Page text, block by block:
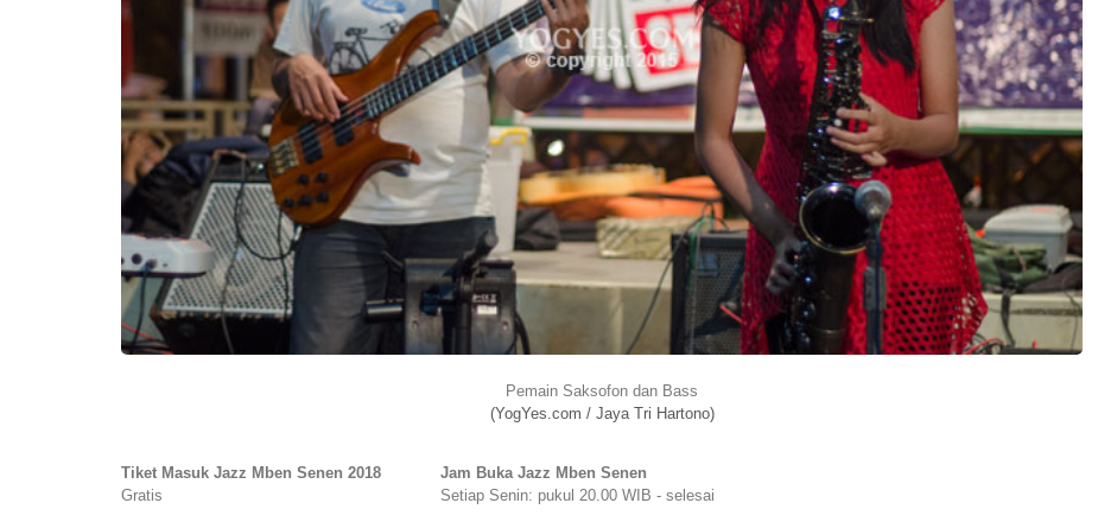
Pemain Saksofon dan Bass
(YogYes.com / Jaya Tri Hartono)
Tiket Masuk Jazz Mben Senen 2018
Gratis
Jam Buka Jazz Mben Senen
Setiap Senin: pukul 20.00 WIB - selesai